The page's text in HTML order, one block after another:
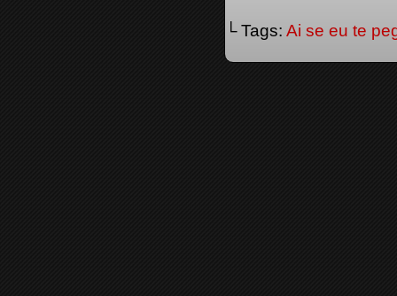
└ Tags: Ai se eu te